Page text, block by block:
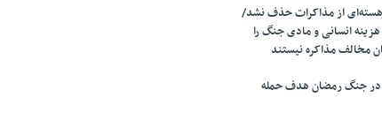
از مذاکرات حذف نشد/
انسانی و مادی جنگ را
مخالف مذاکره نیستند
در جنگ رمضان هدف حمله